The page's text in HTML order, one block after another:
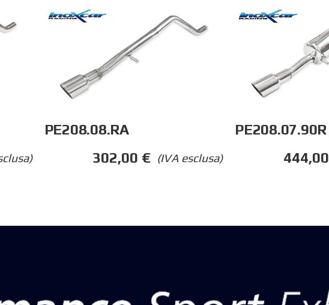
PE208.08.RA
(IVA esclusa)
302,00 €
PE208.07.90R
444,00